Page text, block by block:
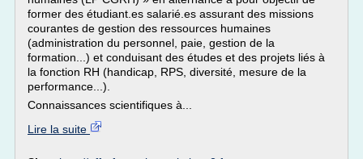
former des étudiant.es salarié.es assurant des missions
courantes de gestion des ressources humaines
(administration du personnel, paie, gestion de la
formation...) et conduisant des études et des projets liés à
la fonction RH (handicap, RPS, diversité, mesure de la
performance...).
Connaissances scientifiques à...
Lire la suite